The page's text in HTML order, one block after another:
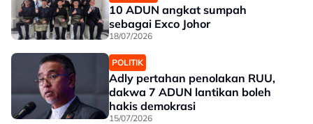
10 ADUN angkat sumpah
sebagai Exco Johor
18/07/2026
POLITIK
Adly pertahan penolakan RUU,
dakwa 7 ADUN lantikan boleh
hakis demokrasi
15/07/2026